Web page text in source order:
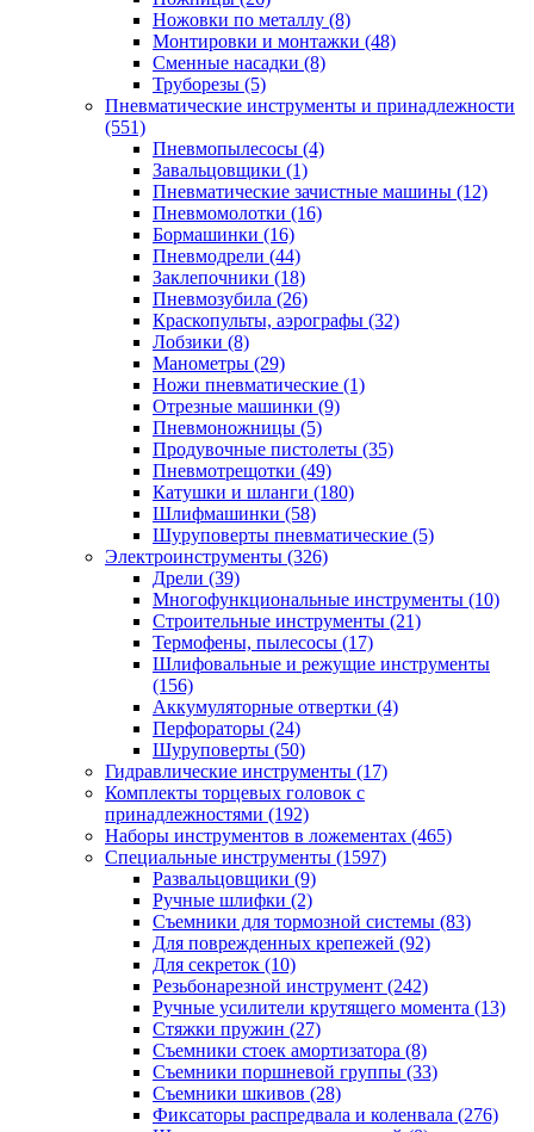
Ножовки по металлу (8)
Монтировки и монтажки (48)
Сменные насадки (8)
Труборезы (5)
Пневматические инструменты и принадлежности
(551)
Пневмопылесосы (4)
Завальцовщики (1)
Пневматические зачистные машины (12)
Пневмомолотки (16)
Бормашинки (16)
Пневмодрели (44)
Заклепочники (18)
Пневмозубила (26)
Краскопульты, аэрографы (32)
Лобзики (8)
Манометры (29)
Ножи пневматические (1)
Отрезные машинки (9)
Пневмоножницы (5)
Продувочные пистолеты (35)
Пневмотрещотки (49)
Катушки и шланги (180)
Шлифмашинки (58)
Шуруповерты пневматические (5)
Электроинструменты (326)
Дрели (39)
Многофункциональные инструменты (10)
Строительные инструменты (21)
Термофены, пылесосы (17)
Шлифовальные и режущие инструменты
(156)
Аккумуляторные отвертки (4)
Перфораторы (24)
Шуруповерты (50)
Гидравлические инструменты (17)
Комплекты торцевых головок с
принадлежностями (192)
Наборы инструментов в ложементах (465)
Специальные инструменты (1597)
Развальцовщики (9)
Ручные шлифки (2)
Съемники для тормозной системы (83)
Для поврежденных крепежей (92)
Для секреток (10)
Резьбонарезной инструмент (242)
Ручные усилители крутящего момента (13)
Стяжки пружин (27)
Съемники стоек амортизатора (8)
Съемники поршневой группы (33)
Съемники шкивов (28)
Фиксаторы распредвала и коленвала (276)